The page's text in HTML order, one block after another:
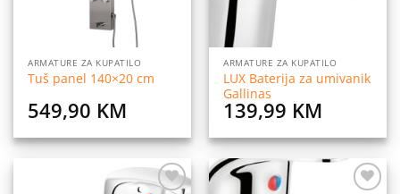
ARMATURE ZA KUPATILO
Tuš panel 140×20 cm
549,90 KM
ARMATURE ZA KUPATILO
LUX Baterija za umivanik
Gallinas
139,99 KM